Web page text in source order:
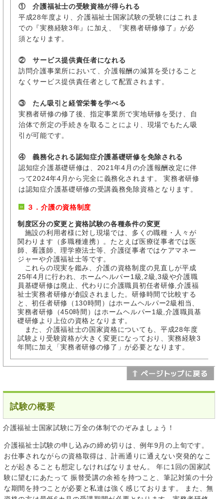
① 介護福祉士の受験資格が得られる
平成28年度より、介護福祉士国家試験の受験にはこれま
での『実務経験3年』に加え、『実務者研修修了』が必
須となります。
② サービス提供責任者になれる
訪問介護事業所において、介護報酬の減算を受けること
なくサービス提供責任者として配置されます。
③ たん吸引と経管栄養を学べる
実務者研修の修了後、指定事業所で実地研修を受け、自
治体で所定の手続きを取ることにより、現場でもたん吸
引が可能です。
④ 義務化される認知症介護基礎研修を免除される
認知症介護基礎研修は、2021年4月の介護報酬改定に伴
って2024年4月から完全に義務化されます。 実務者研修
は認知症介護基礎研修の受講義務免除資格となります。
３．介護の資格制度
制度区分の変更と資格試験の各種条件の変更
施設の利用者様に対し現場では、多くの職種・人々が
関わります（多職種連携）。たとえば医療従事者では医
師、看護師、理学療法士等、介護従事者ではケアマネー
ジャーや介護福祉士等です。
これらの現実を鑑み、介護の資格制度の見直しが平成
25年4月に行われ、ホームヘルパー1級,2級,3級や介護職
員基礎研修は廃止、代わりに介護職員初任者研修,介護福
祉士実務者研修が創設されました。研修時間で比較する
と、初任者研修（130時間）はホームヘルパー2級相当、
実務者研修（450時間）はホームヘルパー1級,介護職員基
礎研修より上位の資格となります。
また、介護福祉士の国家資格についても、平成28年度
試験より受験資格が大きく変更になっており、実務経験3
年間に加え「実務者研修の修了」が必要となります。
試験の概要
介護福祉士国家試験に万全の体制でのぞみましょう！
介護福祉士試験の申し込みの締め切りは、例年9月の上旬です。
お仕事されながらの資格取得は、計画通りに通えない突発的なこ
とが起きることも想定しなければなりません。 年に1回の国家試
験に望むにあたって 振替受講の余裕を持つこと、筆記対策の十分
な期間を持つことが必要と私達は強く感じております。 また、無